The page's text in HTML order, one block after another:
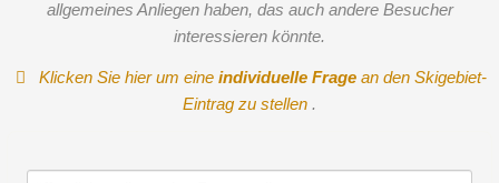
allgemeines Anliegen haben, das auch andere Besucher
interessieren könnte.
Klicken Sie hier um eine individuelle Fragean den Skigebiet-
Eintrag zu stellen .